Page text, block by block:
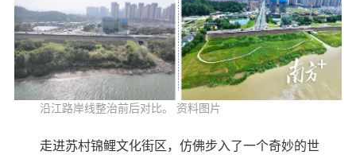
沿江路岸线整治前后对比。 资料图片
走进苏村锦鲤文化街区，仿佛步入了一个奇妙的世